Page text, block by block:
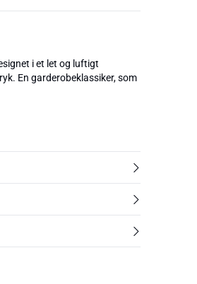
i et let og luftigt
En garderobeklassiker, som